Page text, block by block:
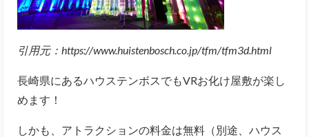
引用元：https://www.huistenbosch.co.jp/tfm/tfm3d.html
長崎県にあるハウステンボスでもVRお化け屋敷が楽し
めます！
しかも、アトラクションの料金は無料（別途、ハウス